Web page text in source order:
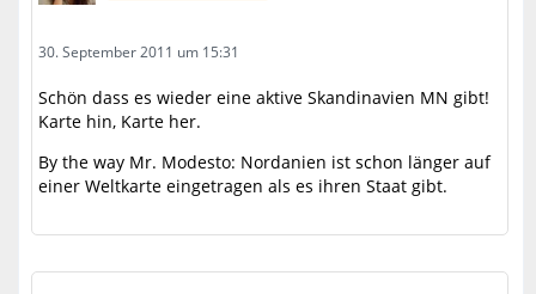
30. September 2011 um 15:31
Schön dass es wieder eine aktive Skandinavien MN gibt!
Karte hin, Karte her.
By the way Mr. Modesto: Nordanien ist schon länger auf
einer Weltkarte eingetragen als es ihren Staat gibt.